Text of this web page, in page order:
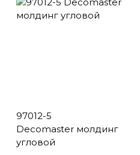
97012-5
Decomaster молдинг
угловой